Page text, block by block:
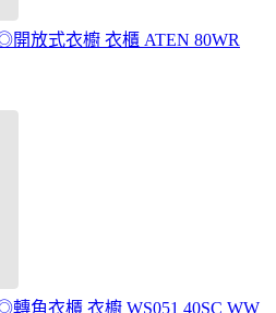
放式衣櫥 衣櫃 ATEN 80WR
角衣櫃 衣櫥 WS051 40SC WW